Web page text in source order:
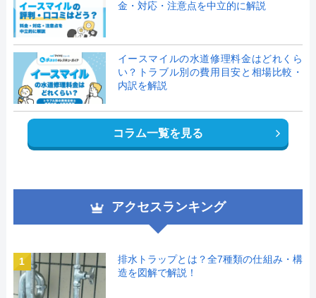
金・対応・注意点を中立的に解説
イースマイルの水道修理料金はどれくら
い？トラブル別の費用目安と相場比較・
内訳を解説
コラム一覧を見る
アクセスランキング
1
排水トラップとは？全7種類の仕組み・構
造を図解で解説！